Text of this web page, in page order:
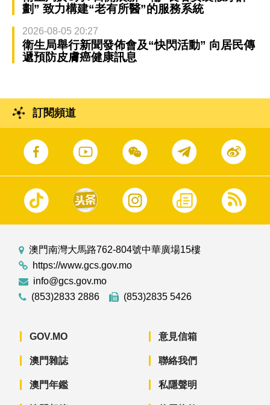
劃” 致力構建“老有所醫”的服務系統
2026-08-05 20:27
衛生局舉行新聞發佈會及“快閃活動” 向居民傳
遞預防皮膚癌健康訊息
訂閱頻道
澳門南灣大馬路762-804號中華廣場15樓
https://www.gcs.gov.mo
info@gcs.gov.mo
(853)2833 2886
(853)2835 5426
GOV.MO
澳門雜誌
澳門年鑑
意見信箱
聯絡我們
私隱聲明